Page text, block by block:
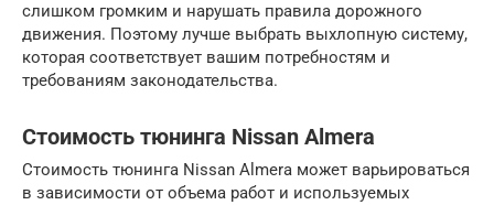
слишком громким и нарушать правила дорожного
движения. Поэтому лучше выбрать выхлопную систему,
которая соответствует вашим потребностям и
требованиям законодательства.
Стоимость тюнинга Nissan Almera
Стоимость тюнинга Nissan Almera может варьироваться
в зависимости от объема работ и используемых